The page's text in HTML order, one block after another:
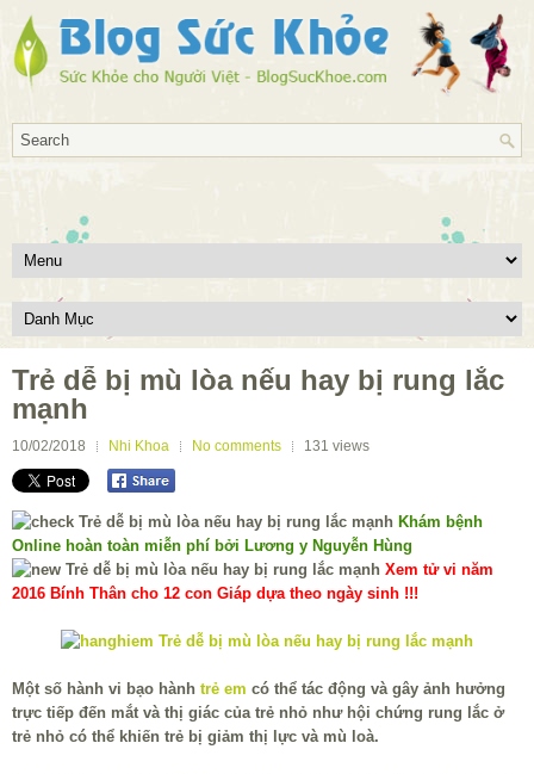
Trẻ dễ bị mù lòa nếu hay bị rung lắc
mạnh
10/02/2018 Nhi Khoa No comments 131 views
Khám bệnh
Online hoàn toàn miễn phí bởi Lương y Nguyễn Hùng
Xem tử vi năm
2016 Bính Thân cho 12 con Giáp dựa theo ngày sinh !!!
Một số hành vi bạo hành trẻ em có thể tác động và gây ảnh hưởng
trực tiếp đến mắt và thị giác của trẻ nhỏ như hội chứng rung lắc ở
trẻ nhỏ có thể khiến trẻ bị giảm thị lực và mù loà.